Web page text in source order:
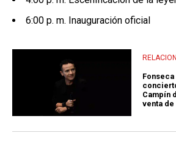
6:00 p. m. Inauguración oficial
Campín
venta